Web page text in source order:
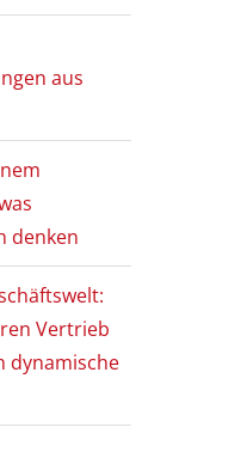
aus
denken
Vertrieb
dynamische